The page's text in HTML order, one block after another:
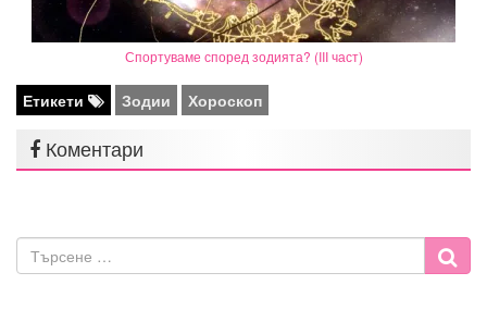
Спортуваме според зодията? (III част)
Етикети Зодии Хороскоп
Коментари